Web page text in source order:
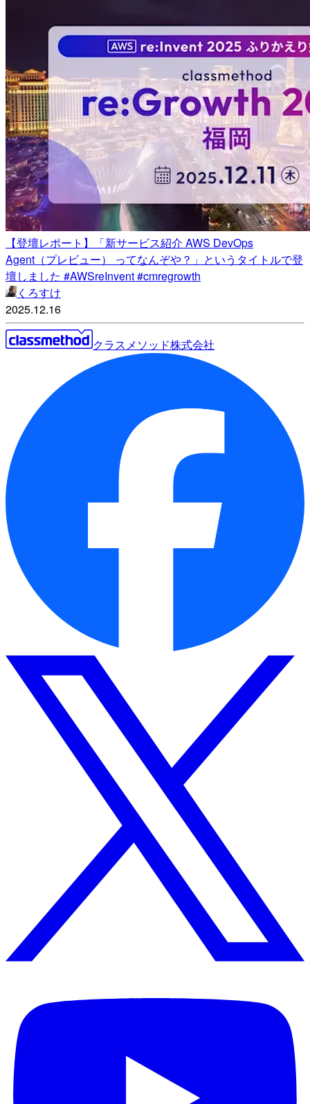
【登壇レポート】「新サービス紹介 AWS DevOps
Agent（プレビュー） ってなんぞや？」というタイトルで登
壇しました #AWSreInvent #cmregrowth
くろすけ
2025.12.16
クラスメソッド株式会社